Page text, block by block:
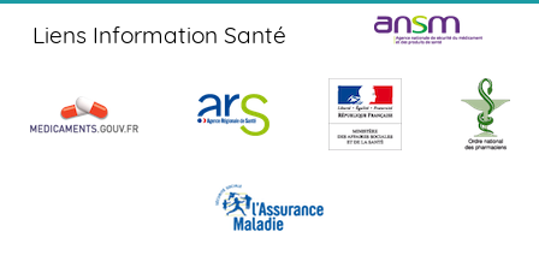
Liens Information Santé